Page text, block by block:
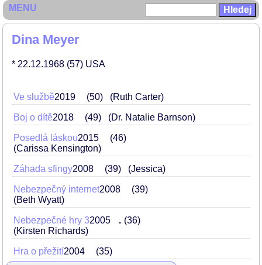
Dina Meyer
* 22.12.1968 (57) USA
Ve službě2019 50 (Ruth Carter)
Boj o dítě2018 49 (Dr. Natalie Barnson)
Posedlá láskou2015
46
(Carissa Kensington)
Záhada sfingy2008 39 (Jessica)
Nebezpečný internet2008
39
(Beth Wyatt)
Nebezpečné hry 32005 . 36
(Kirsten Richards)
Hra o přežití2004 35
MENU